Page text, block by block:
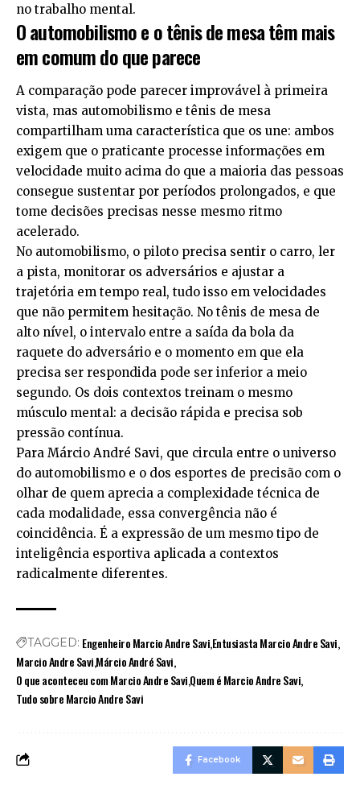
no trabalho mental.
O automobilismo e o tênis de mesa têm mais
em comum do que parece
A comparação pode parecer improvável à primeira
vista, mas automobilismo e tênis de mesa
compartilham uma característica que os une: ambos
exigem que o praticante processe informações em
velocidade muito acima do que a maioria das pessoas
consegue sustentar por períodos prolongados, e que
tome decisões precisas nesse mesmo ritmo
acelerado.
No automobilismo, o piloto precisa sentir o carro, ler
a pista, monitorar os adversários e ajustar a
trajetória em tempo real, tudo isso em velocidades
que não permitem hesitação. No tênis de mesa de
alto nível, o intervalo entre a saída da bola da
raquete do adversário e o momento em que ela
precisa ser respondida pode ser inferior a meio
segundo. Os dois contextos treinam o mesmo
músculo mental: a decisão rápida e precisa sob
pressão contínua.
Para Márcio André Savi, que circula entre o universo
do automobilismo e o dos esportes de precisão com o
olhar de quem aprecia a complexidade técnica de
cada modalidade, essa convergência não é
coincidência. É a expressão de um mesmo tipo de
inteligência esportiva aplicada a contextos
radicalmente diferentes.
TAGGED: Engenheiro Marcio Andre SaviEntusiasta Marcio Andre Savi
Marcio Andre SaviMárcio André Savi
O que aconteceu com Marcio Andre SaviQuem é Marcio Andre Savi
Tudo sobre Marcio Andre Savi
Facebook